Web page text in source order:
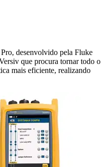
desenvolvido pela Fluke
que procura tornar todo o
mais eficiente, realizando